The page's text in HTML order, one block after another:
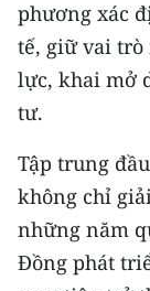
TRI THỨC
54 DÂN TỘC
CHƯƠNG
MỘT SẢN PHẨM
RADIO
phương xác
tế, giữ vai trò
lực, khai mở
tư.
Tập trung
không chỉ
những năm
Đồng phát